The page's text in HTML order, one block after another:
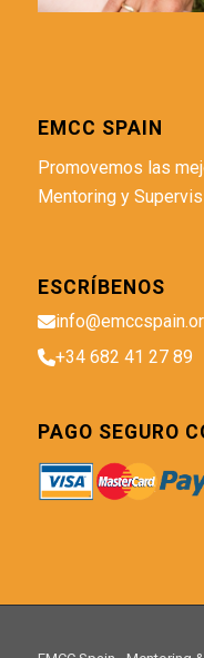
EMCC SPAIN
Promovemos las
Mentoring y
ESCRÍBENOS
+34 682 41 27 89
PAGO SEGURO